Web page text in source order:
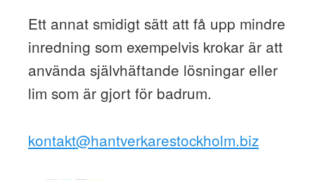
Ett annat smidigt sätt att få upp mindre
inredning som exempelvis krokar är att
använda självhäftande lösningar eller
lim som är gjort för badrum.
kontakt@hantverkarestockholm.biz